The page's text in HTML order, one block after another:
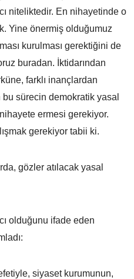
niteliktedir. En nihayetinde o
Yine önermiş olduğumuz
kurulması gerektiğini de
buradan. İktidarından
farklı inançlardan
sürecin demokratik yasal
ermesi gerekiyor.
gerekiyor tabii ki.
gözler atılacak yasal
olduğunu ifade eden
siyaset kurumunun,